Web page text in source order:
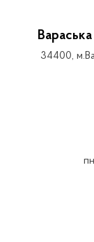
Вараська
34400,